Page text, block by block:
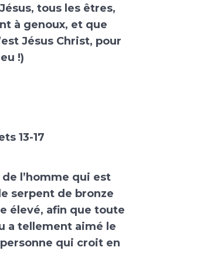
tous les êtres,
à genoux, et que
Jésus Christ, pour
!)
13-17
l’homme qui est
serpent de bronze
élevé, afin que toute
a tellement aimé le
qui croit en